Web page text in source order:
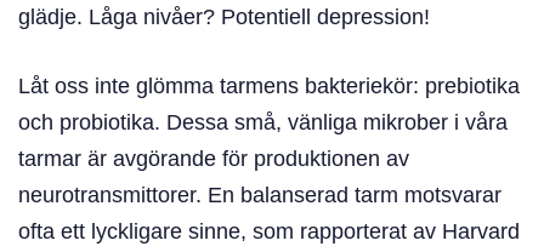
glädje. Låga nivåer? Potentiell depression!
Låt oss inte glömma tarmens bakteriekör: prebiotika
och probiotika. Dessa små, vänliga mikrober i våra
tarmar är avgörande för produktionen av
neurotransmittorer. En balanserad tarm motsvarar
ofta ett lyckligare sinne, som rapporterat av Harvard